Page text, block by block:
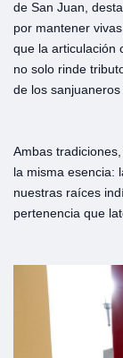
de San Juan,
por mantener
que la articulación
no solo rinde
de los
Ambas
la misma esencia:
nuestras raíces
pertenencia que